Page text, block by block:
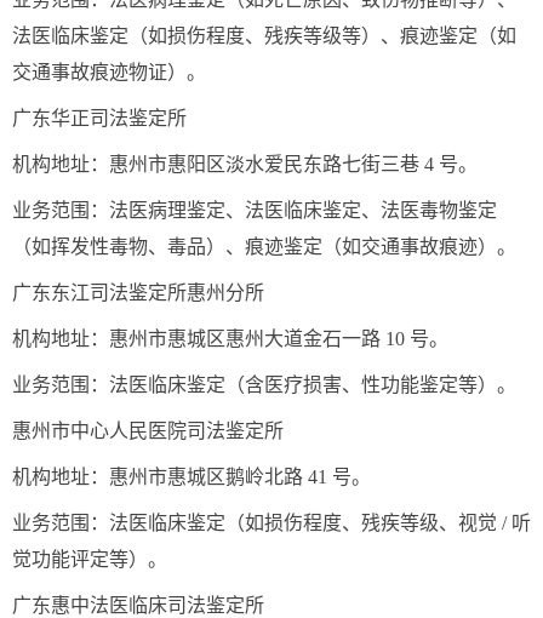
法医临床鉴定（如损伤程度、残疾等级等）、痕迹鉴定（如
交通事故痕迹物证）。
广东华正司法鉴定所
机构地址：惠州市惠阳区淡水爱民东路七街三巷 4 号。
业务范围：法医病理鉴定、法医临床鉴定、法医毒物鉴定
（如挥发性毒物、毒品）、痕迹鉴定（如交通事故痕迹）。
广东东江司法鉴定所惠州分所
机构地址：惠州市惠城区惠州大道金石一路 10 号。
业务范围：法医临床鉴定（含医疗损害、性功能鉴定等）。
惠州市中心人民医院司法鉴定所
机构地址：惠州市惠城区鹅岭北路 41 号。
业务范围：法医临床鉴定（如损伤程度、残疾等级、视觉 / 听
觉功能评定等）。
广东惠中法医临床司法鉴定所